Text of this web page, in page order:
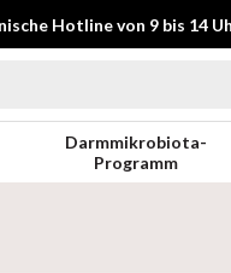
Hotline von 9 bis 14
Darmmikrobiota-
Programm